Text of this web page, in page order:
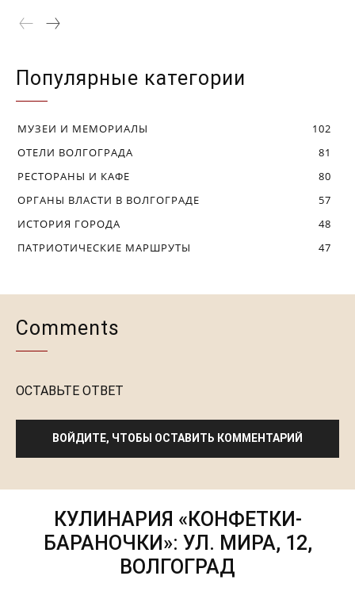
Популярные категории
МУЗЕИ И МЕМОРИАЛЫ
102
ОТЕЛИ ВОЛГОГРАДА
81
РЕСТОРАНЫ И КАФЕ
80
ОРГАНЫ ВЛАСТИ В ВОЛГОГРАДЕ
57
ИСТОРИЯ ГОРОДА
48
ПАТРИОТИЧЕСКИЕ МАРШРУТЫ
47
Comments
ОСТАВЬТЕ ОТВЕТ
ВОЙДИТЕ, ЧТОБЫ ОСТАВИТЬ КОММЕНТАРИЙ